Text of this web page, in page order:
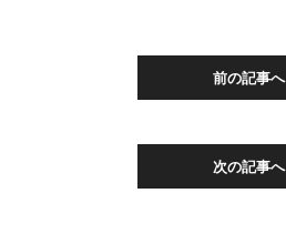
前の記事へ
次の記事へ